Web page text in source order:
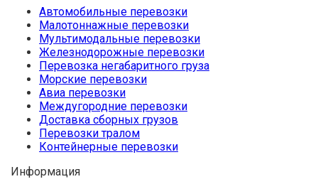
Автомобильные перевозки
Малотоннажные перевозки
Мультимодальные перевозки
Железнодорожные перевозки
Перевозка негабаритного груза
Морские перевозки
Авиа перевозки
Междугородние перевозки
Доставка сборных грузов
Перевозки тралом
Контейнерные перевозки
Информация